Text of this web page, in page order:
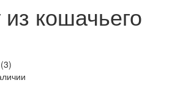
кошачьего